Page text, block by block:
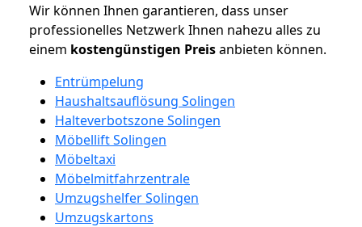
Wir können Ihnen garantieren, dass unser
professionelles Netzwerk Ihnen nahezu alles zu
einem kostengünstigen Preisanbieten können.
Entrümpelung
Haushaltsauflösung Solingen
Halteverbotszone Solingen
Möbellift Solingen
Möbeltaxi
Möbelmitfahrzentrale
Umzugshelfer Solingen
Umzugskartons